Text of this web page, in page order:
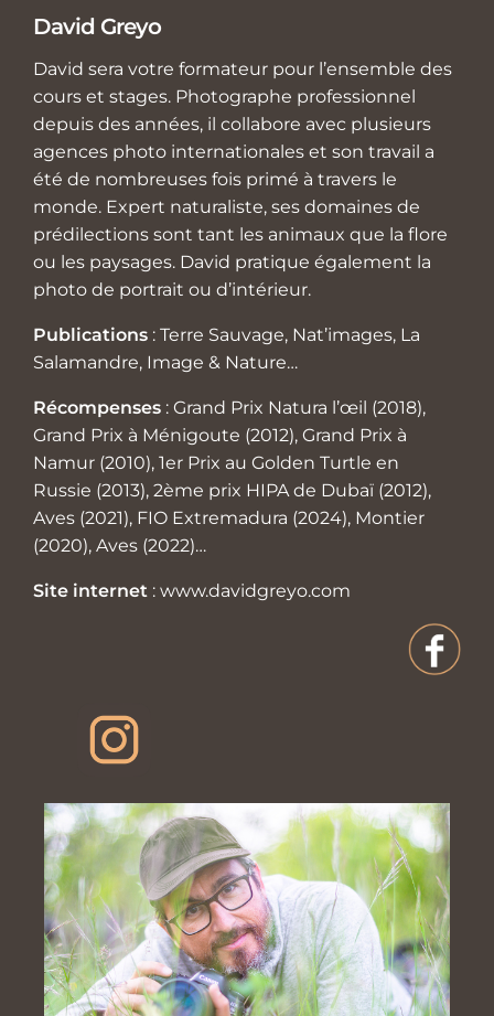
David Greyo
David sera votre formateur pour l’ensemble des
cours et stages. Photographe professionnel
depuis des années, il collabore avec plusieurs
agences photo internationales et son travail a
été de nombreuses fois primé à travers le
monde. Expert naturaliste, ses domaines de
prédilections sont tant les animaux que la flore
ou les paysages. David pratique également la
photo de portrait ou d’intérieur.
Publications : Terre Sauvage, Nat’images, La
Salamandre, Image & Nature…
Récompenses : Grand Prix Natura l’œil (2018),
Grand Prix à Ménigoute (2012), Grand Prix à
Namur (2010), 1er Prix au Golden Turtle en
Russie (2013), 2ème prix HIPA de Dubaï (2012),
Aves (2021), FIO Extremadura (2024), Montier
(2020), Aves (2022)…
Site internet : www.davidgreyo.com